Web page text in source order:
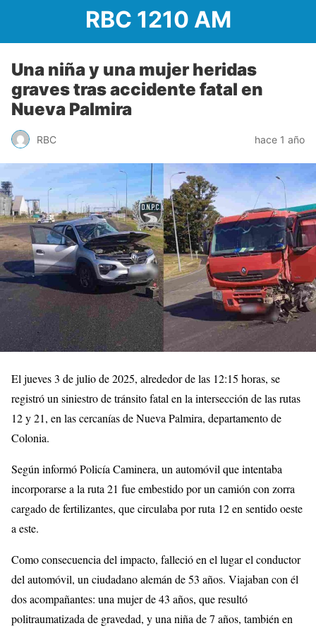
RBC 1210 AM
Una niña y una mujer heridas
graves tras accidente fatal en
Nueva Palmira
RBC hace 1 año
El jueves 3 de julio de 2025, alrededor de las 12:15 horas, se
registró un siniestro de tránsito fatal en la intersección de las rutas
12 y 21, en las cercanías de Nueva Palmira, departamento de
Colonia.
Según informó Policía Caminera, un automóvil que intentaba
incorporarse a la ruta 21 fue embestido por un camión con zorra
cargado de fertilizantes, que circulaba por ruta 12 en sentido oeste
a este.
Como consecuencia del impacto, falleció en el lugar el conductor
del automóvil, un ciudadano alemán de 53 años. Viajaban con él
dos acompañantes: una mujer de 43 años, que resultó
politraumatizada de gravedad, y una niña de 7 años, también en